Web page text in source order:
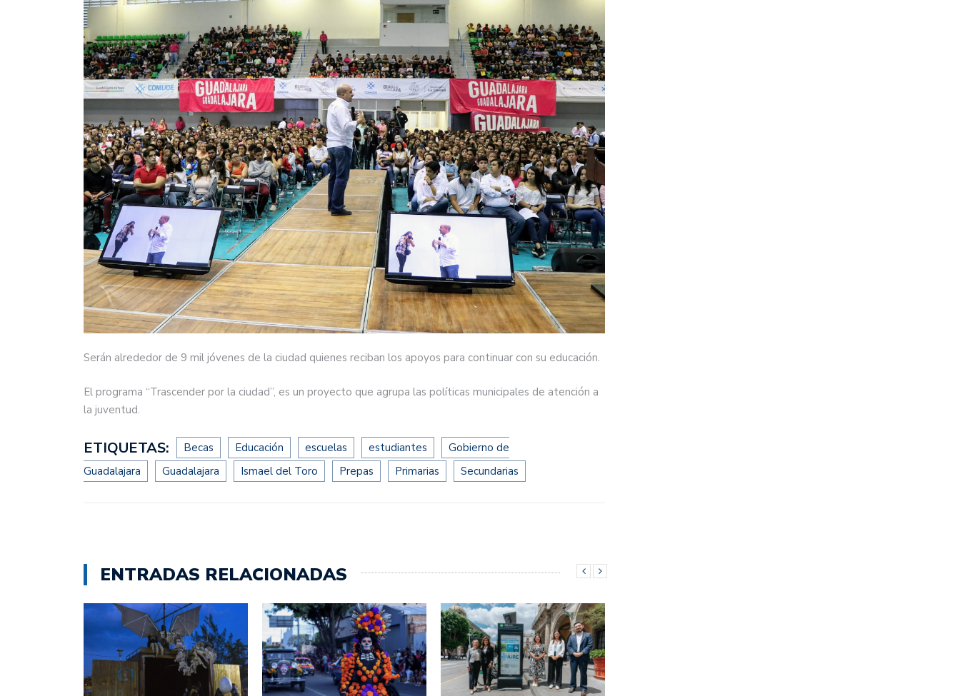
Serán alrededor de 9 mil jóvenes de la ciudad quienes reciban los apoyos para continuar con su educación.
El programa “Trascender por la ciudad”, es un proyecto que agrupa las políticas municipales de atención a
la juventud.
ETIQUETAS: Becas Educación escuelas estudiantes
Gobierno de
Guadalajara
Guadalajara Ismael del Toro Prepas Primarias Secundarias
ENTRADAS RELACIONADAS